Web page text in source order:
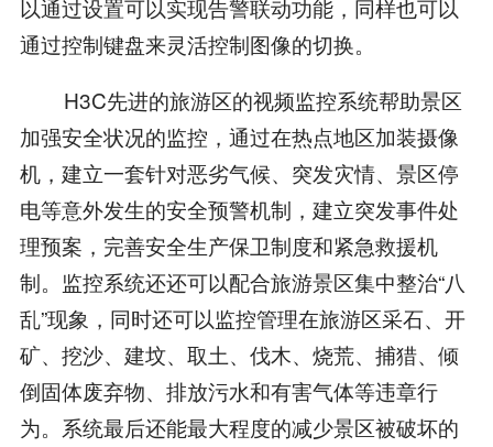
以通过设置可以实现告警联动功能，同样也可以
通过控制键盘来灵活控制图像的切换。
H3C先进的旅游区的视频监控系统帮助景区
加强安全状况的监控，通过在热点地区加装摄像
机，建立一套针对恶劣气候、突发灾情、景区停
电等意外发生的安全预警机制，建立突发事件处
理预案，完善安全生产保卫制度和紧急救援机
制。监控系统还还可以配合旅游景区集中整治“八
乱”现象，同时还可以监控管理在旅游区采石、开
矿、挖沙、建坟、取土、伐木、烧荒、捕猎、倾
倒固体废弃物、排放污水和有害气体等违章行
为。系统最后还能最大程度的减少景区被破坏的